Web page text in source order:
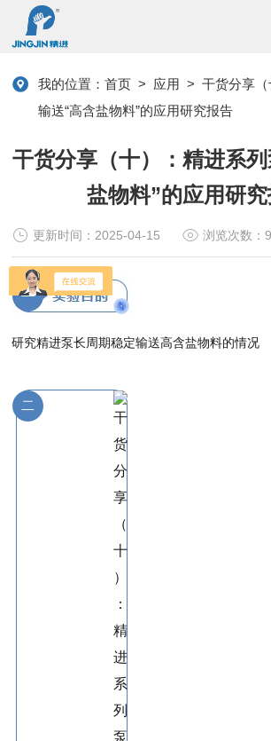
我的位置：首页 > 应用 >干货分享
输送“高含盐物料”的应用研究报告
干货分享（十）：精进系
盐物料”的应用研
更新时间：2025-04-15 浏览次数：
研究精进泵长周期稳定输送高含盐物料的情况
二